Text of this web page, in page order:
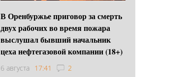
В Оренбуржье приговор за смерть
двух рабочих во время пожара
выслушал бывший начальник
цеха нефтегазовой компании (18+)
6 августа 17:41 2